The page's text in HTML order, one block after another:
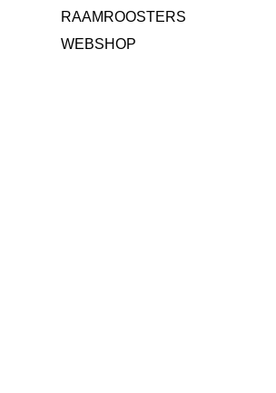
RAAMROOSTERS
WEBSHOP